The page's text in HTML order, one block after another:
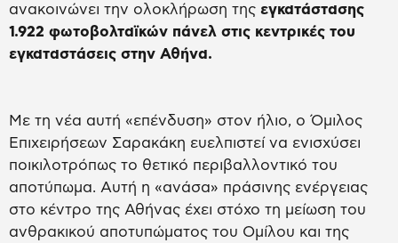
ανακοινώνει την ολοκλήρωση της εγκατάστασης
1.922 φωτοβολταϊκών πάνελ στις κεντρικές του
εγκαταστάσεις στην Αθήνα.
Με τη νέα αυτή «επένδυση» στον ήλιο, ο Όμιλος
Επιχειρήσεων Σαρακάκη ευελπιστεί να ενισχύσει
ποικιλοτρόπως το θετικό περιβαλλοντικό του
αποτύπωμα. Αυτή η «ανάσα» πράσινης ενέργειας
στο κέντρο της Αθήνας έχει στόχο τη μείωση του
ανθρακικού αποτυπώματος του Ομίλου και της